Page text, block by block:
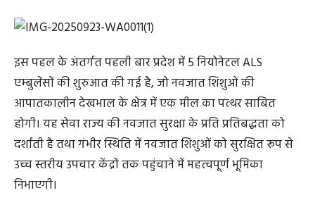
इस पहल के अंतर्गत पहली बार प्रदेश में 5 नियोनेटल ALS
एम्बुलेंसों की शुरुआत की गई है, जो नवजात शिशुओं की
आपातकालीन देखभाल के क्षेत्र में एक मील का पत्थर साबित
होगी। यह सेवा राज्य की नवजात सुरक्षा के प्रति प्रतिबद्धता को
दर्शाती है तथा गंभीर स्थिति में नवजात शिशुओं को सुरक्षित रूप से
उच्च स्तरीय उपचार केंद्रों तक पहुंचाने में महत्वपूर्ण भूमिका
निभाएगी।